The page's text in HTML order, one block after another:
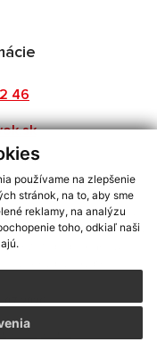
používame na zlepšenie
stránok, na to, aby sme
reklamy, na analýzu
toho, odkiaľ naši
46
s využitím RSS
Mapa stránok,web portál
,registrácia domény
prístupnosti